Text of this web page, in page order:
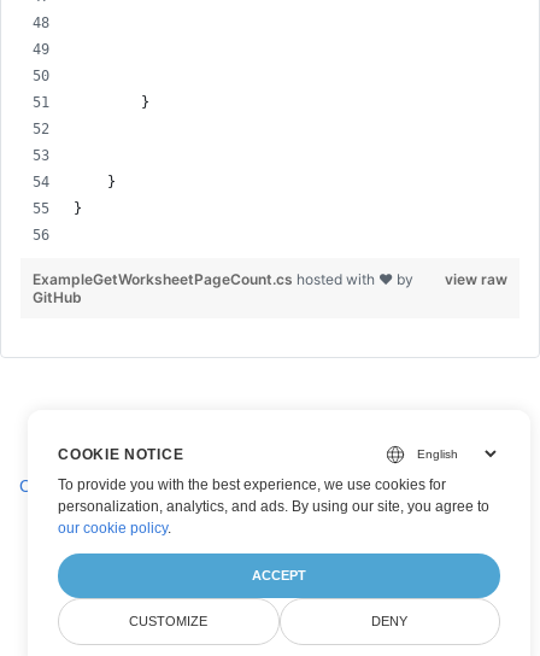
        }
    }
}
view raw
ExampleGetWorksheetPageCount.cs hosted with ❤ by
GitHub
Convertir une feuille de calcul en types de format
COOKIE NOTICE
To provide you with the best experience, we use cookies for
personalization, analytics, and ads. By using our site, you agree to
our cookie policy.
ACCEPT
CUSTOMIZE DENY